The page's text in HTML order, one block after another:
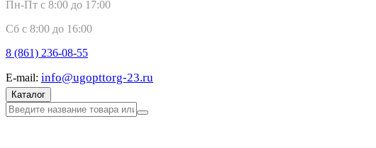
Пн-Пт с 8:00 до 17:00
Сб с 8:00 до 16:00
8 (861) 236-08-55
E-mail: info@ugopttorg-23.ru
Каталог